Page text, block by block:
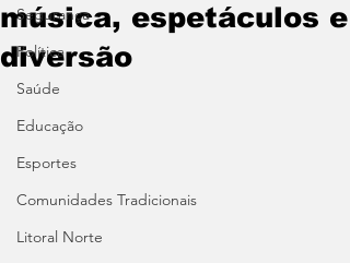
Segurança
Política
Saúde
Educação
Esportes
Comunidades Tradicionais
Litoral Norte
música, espetáculos e
diversão